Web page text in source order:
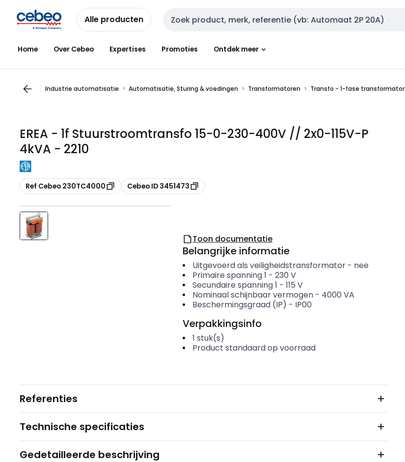
naar
navigatie
naar
inhoud
Alle producten Zoekveld invoer
Home Over Cebeo Expertises Promoties Ontdek meer
Industrie automatisatie Automatisatie, Sturing & voedingen Transformatoren Transfo - 1-fase transformator
EREA - 1f Stuurstroomtransfo 15-0-230-400V // 2x0-115V-P
4kVA - 2210
Kopiëren
Ref Cebeo 230TC4000 Kopiëren
Cebeo ID 3451473
Toon documentatie
Belangrijke informatie
Uitgevoerd als veiligheidstransformator- nee
Primaire spanning 1 - 230 V
Secundaire spanning 1 - 115 V
Nominaal schijnbaar vermogen- 4000 VA
Beschermingsgraad (IP) - IP00
Verpakkingsinfo
1 stuk(s)
Product standaard op voorraad
Referenties
Technische specificaties
Gedetailleerde beschrijving